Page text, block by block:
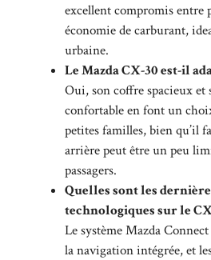
excellent compromis entre
économie de carburant,
urbaine.
Le Mazda CX-30 est-il
Oui, son coffre spacieux et
confortable en font un
petites familles, bien qu’il
arrière peut être un peu
passagers.
Quelles sont les
technologiques sur le
Le système Mazda
la navigation intégrée, et